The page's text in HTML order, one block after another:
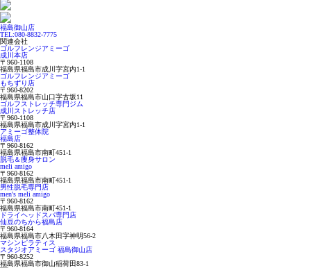
福島御山店
TEL:080-8832-7775
関連会社
ゴルフレンジアミーゴ
成川本店
〒960-1108
福島県福島市成川字宮内1-1
ゴルフレンジアミーゴ
もちずり店
〒960-8202
福島県福島市山口字古坂11
ゴルフストレッチ専門ジム
成川ストレッチ店
〒960-1108
福島県福島市成川字宮内1-1
アミーゴ整体院
福島店
〒960-8162
福島県福島市南町451-1
脱毛＆痩身サロン
meli amigo
〒960-8162
福島県福島市南町451-1
男性脱毛専門店
men's meli amigo
〒960-8162
福島県福島市南町451-1
ドライヘッドスパ専門店
仙豆のちから福島店
〒960-8164
福島県福島市八木田字神明56-2
マシンピラティス
スタジオアミーゴ 福島御山店
〒960-8252
福島県福島市御山稲荷田83-1